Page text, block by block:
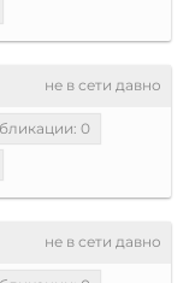
не в сети давно
0
не в сети давно